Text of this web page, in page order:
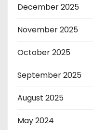
December 2025
November 2025
October 2025
September 2025
August 2025
May 2024